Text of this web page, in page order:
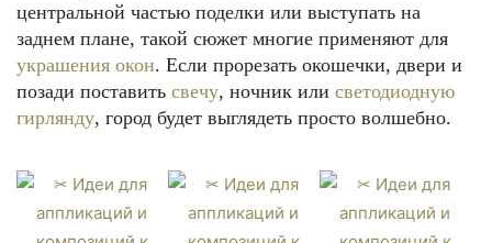
центральной частью поделки или выступать на
заднем плане, такой сюжет многие применяют для
украшения окон. Если прорезать окошечки, двери и
позади поставить свечу, ночник или светодиодную
гирлянду, город будет выглядеть просто волшебно.